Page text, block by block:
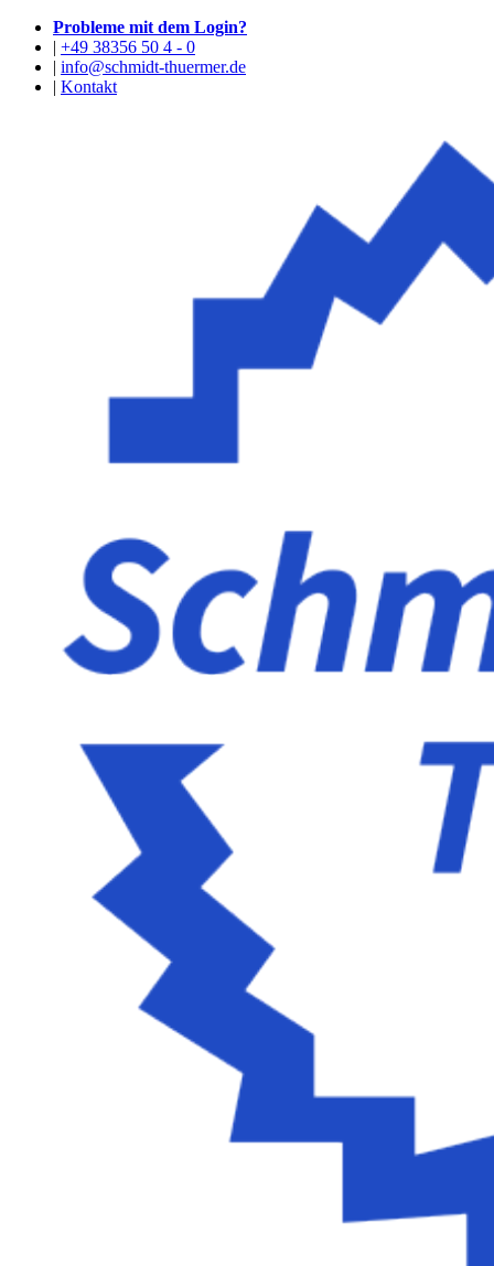
Probleme mit dem Login?
| +49 38356 50 4 - 0
| info@schmidt-thuermer.de
| Kontakt